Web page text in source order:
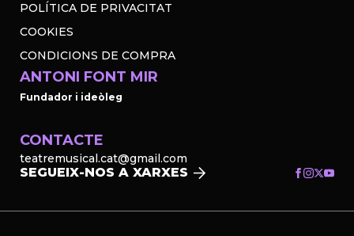
POLÍTICA DE PRIVACITAT
COOKIES
CONDICIONS DE COMPRA
ANTONI FONT MIR
Fundador i ideòleg
CONTACTE
teatremusical.cat@gmail.com
SEGUEIX-NOS A XARXES